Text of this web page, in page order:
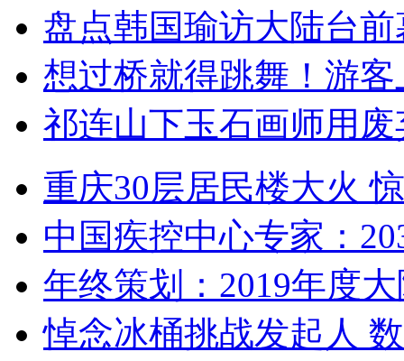
盘点韩国瑜访大陆台
想过桥就得跳舞！游客
祁连山下玉石画师用
重庆30层居民楼大火
中国疾控中心专家：
年终策划：2019年度
悼念冰桶挑战发起人